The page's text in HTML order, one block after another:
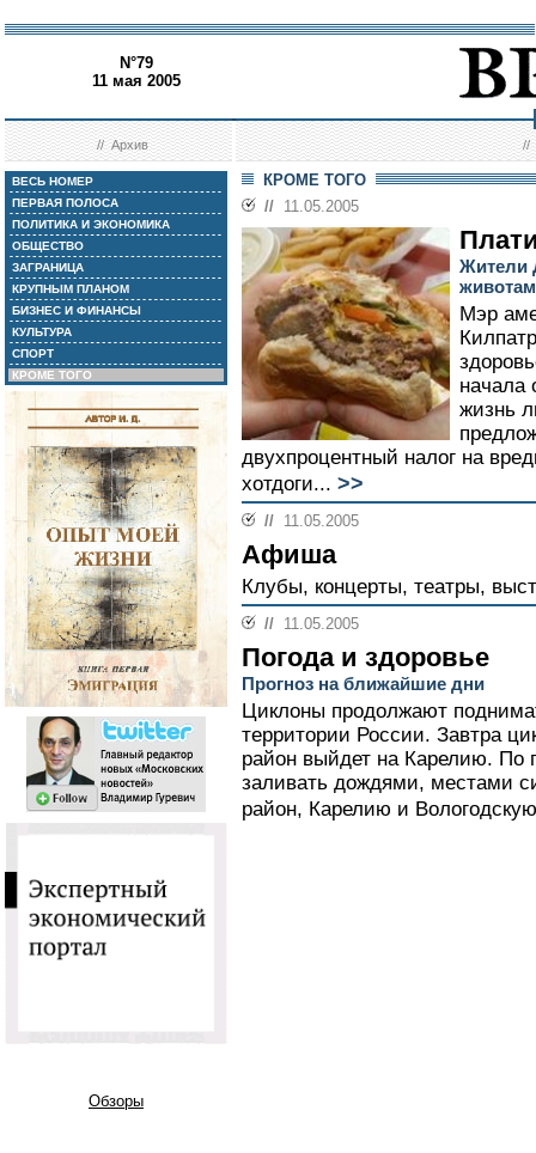
N°79
11 мая 2005
//Архив //
ВЕСЬ НОМЕР
ПЕРВАЯ ПОЛОСА
ПОЛИТИКА И ЭКОНОМИКА
ОБЩЕСТВО
ЗАГРАНИЦА
КРУПНЫМ ПЛАНОМ
БИЗНЕС И ФИНАНСЫ
КУЛЬТУРА
СПОРТ
КРОМЕ ТОГО
Обзоры
КРОМЕ ТОГО
// 11.05.2005
Жители
Мэр
начала
жизнь
двухпроцентный налог на
хотдоги... >>
// 11.05.2005
Афиша
Клубы, концерты, театры,
// 11.05.2005
Погода и здоровье
Прогноз на ближайшие дни
Циклоны продолжают
территории России. Завтра
район выйдет на Карелию. По
заливать дождями, местами
район, Карелию и